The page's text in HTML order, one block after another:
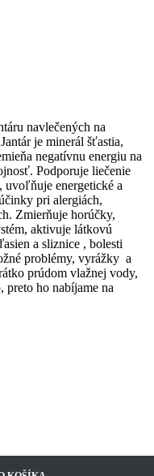
navlečených na
je minerál šťastia,
negatívnu energiu na
Podporuje liečenie
uvoľňuje energetické a
pri alergiách,
Zmierňuje horúčky,
aktivuje látkovú
a sliznice , bolesti
problémy, vyrážky a
prúdom vlažnej vody,
preto ho nabíjame na